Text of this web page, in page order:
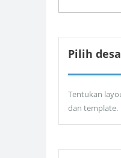
Pilih
Tentukan
dan template.